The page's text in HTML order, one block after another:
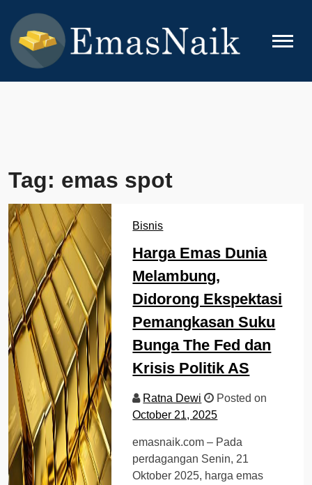
content
EMASNAIK
Topik Seputar Emas
Tag: emas spot
Bisnis
Harga Emas Dunia
Melambung,
Didorong Ekspektasi
Pemangkasan Suku
Bunga The Fed dan
Krisis Politik AS
Ratna Dewi
Posted on
October 21, 2025
emasnaik.com – Pada
perdagangan Senin, 21
Oktober 2025, harga emas